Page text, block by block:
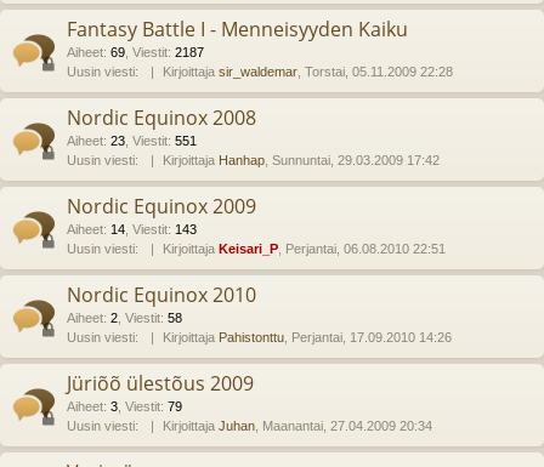
Fantasy Battle I - Menneisyyden Kaiku
Aiheet: 69 Viestit: 2187
Uusin viesti:
Kirjoittaja sir_waldemar , Torstai, 05.11.2009 22:28
Nordic Equinox 2008
Aiheet: 23 Viestit: 551
Uusin viesti:
Kirjoittaja Hanhap , Sunnuntai, 29.03.2009 17:42
Nordic Equinox 2009
Aiheet: 14 Viestit: 143
Uusin viesti:
Kirjoittaja Keisari_P , Perjantai, 06.08.2010 22:51
Nordic Equinox 2010
Aiheet: 2 Viestit: 58
Uusin viesti:
Kirjoittaja Pahistonttu , Perjantai, 17.09.2010 14:26
Jüriõõ ülestõus 2009
Aiheet: 3 Viestit: 79
Uusin viesti:
Kirjoittaja Juhan , Maanantai, 27.04.2009 20:34